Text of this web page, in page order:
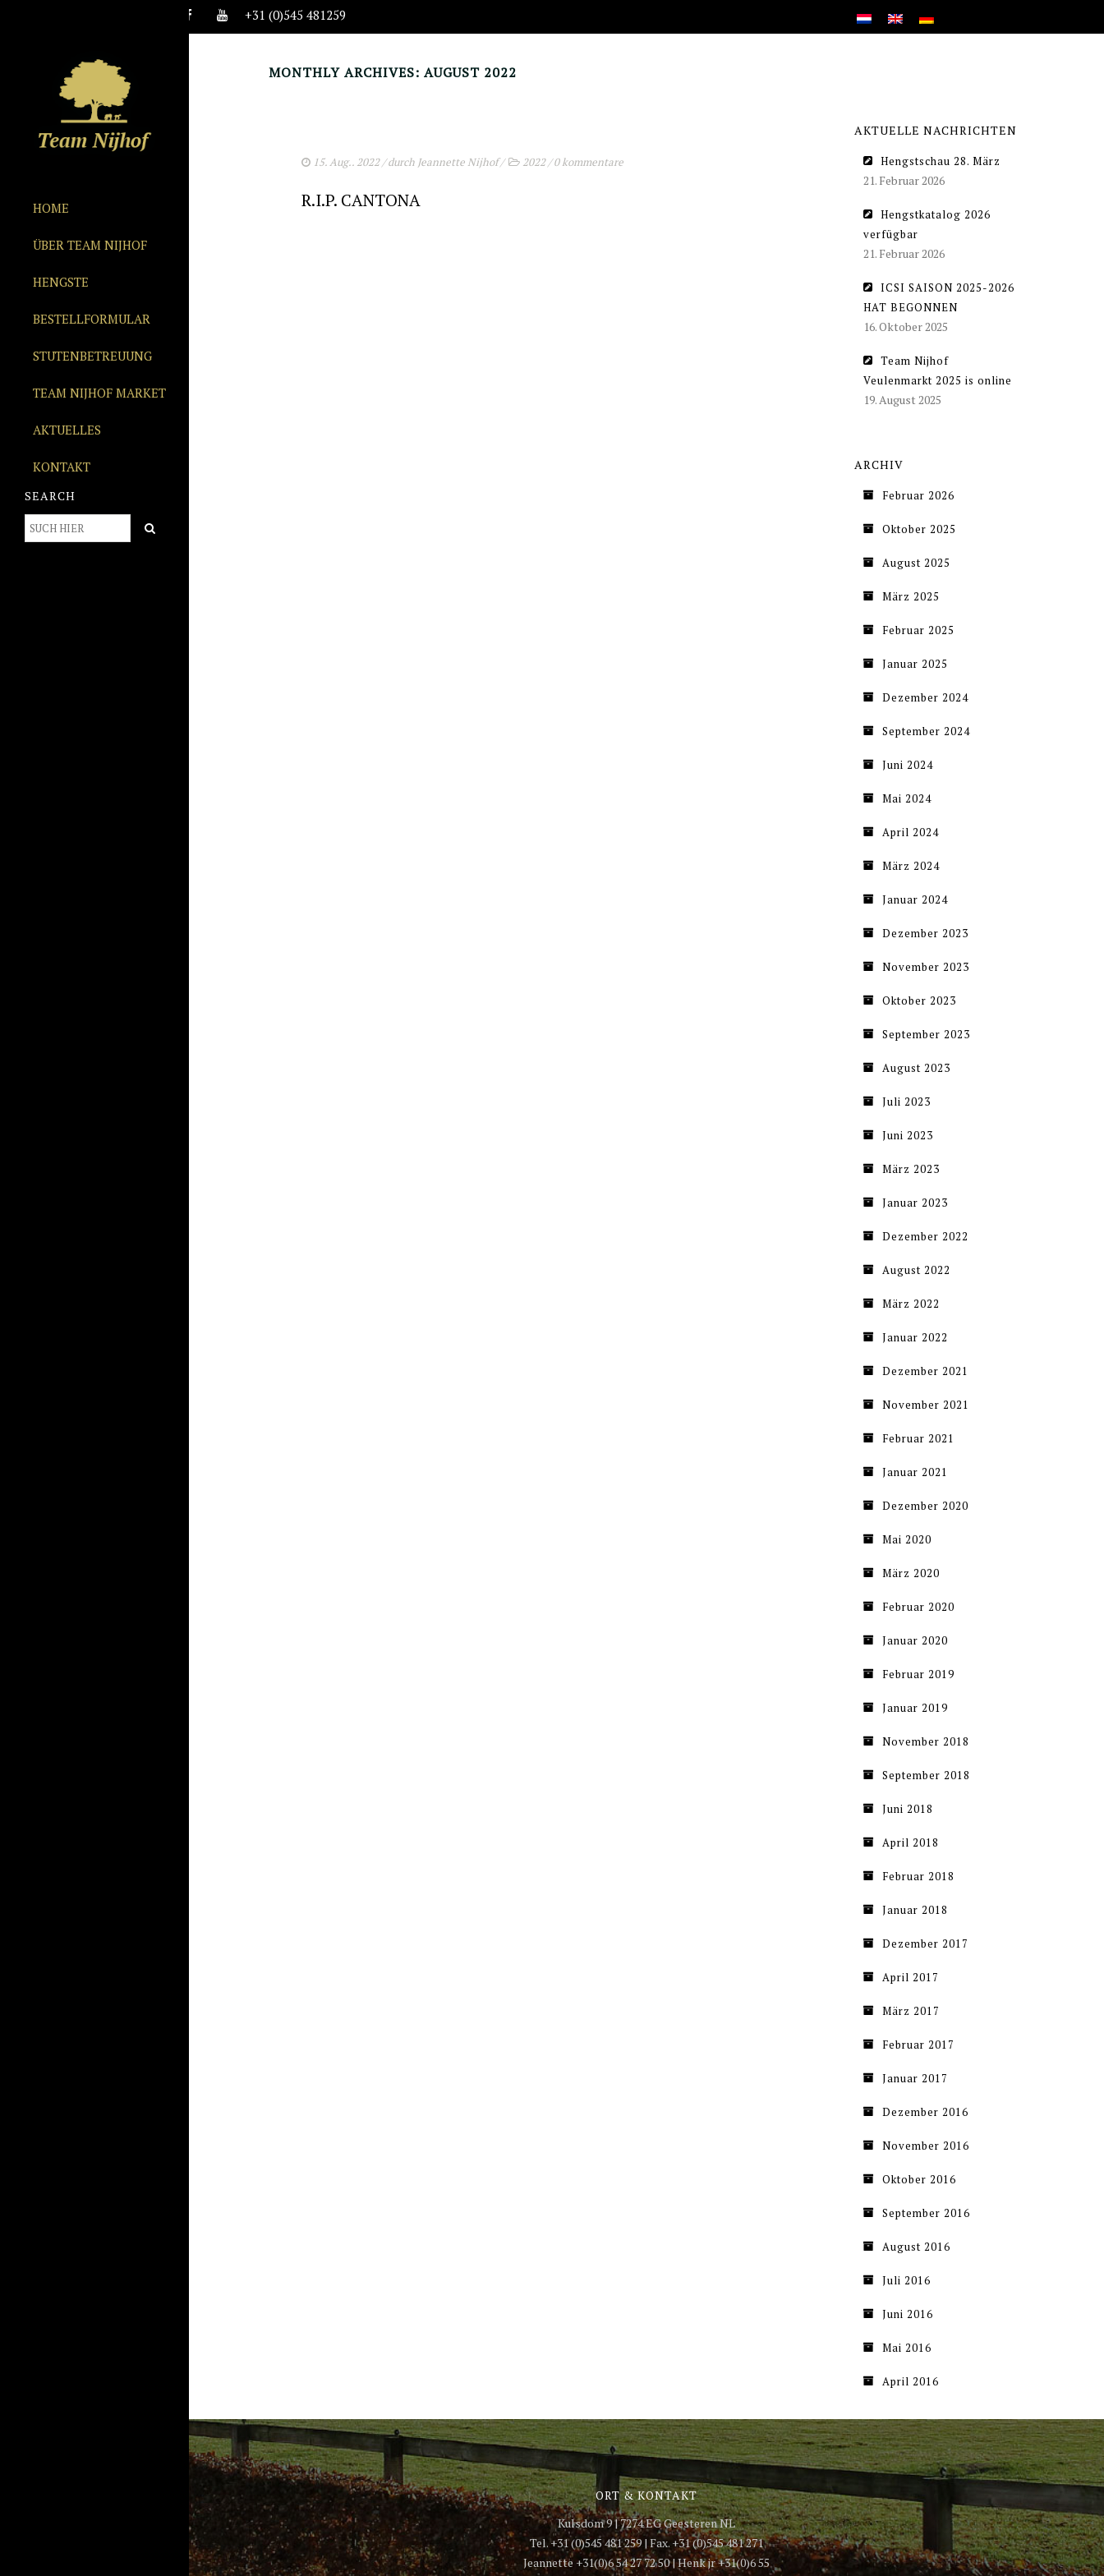
+31 (0)545 481259
HOME
ÜBER TEAM NIJHOF
HENGSTE
BESTELLFORMULAR
STUTENBETREUUNG
TEAM NIJHOF MARKET
AKTUELLES
KONTAKT
SEARCH
MONTHLY ARCHIVES: AUGUST 2022
15. Aug.. 2022/ durch Jeannette Nijhof/ 2022/0 kommentare
R.I.P. CANTONA
AKTUELLE NACHRICHTEN
Hengstschau 28. März
21. Februar 2026
Hengstkatalog 2026
verfügbar
21. Februar 2026
ICSI SAISON 2025-2026
HAT BEGONNEN
16. Oktober 2025
Team Nijhof
Veulenmarkt 2025 is online
19. August 2025
ARCHIV
Februar 2026
Oktober 2025
August 2025
März 2025
Februar 2025
Januar 2025
Dezember 2024
September 2024
Juni 2024
Mai 2024
April 2024
März 2024
Januar 2024
Dezember 2023
November 2023
Oktober 2023
September 2023
August 2023
Juli 2023
Juni 2023
März 2023
Januar 2023
Dezember 2022
August 2022
März 2022
Januar 2022
Dezember 2021
November 2021
Februar 2021
Januar 2021
Dezember 2020
Mai 2020
März 2020
Februar 2020
Januar 2020
Februar 2019
Januar 2019
November 2018
September 2018
Juni 2018
April 2018
Februar 2018
Januar 2018
Dezember 2017
April 2017
März 2017
Februar 2017
Januar 2017
Dezember 2016
November 2016
Oktober 2016
September 2016
August 2016
Juli 2016
Juni 2016
Mai 2016
April 2016
ORT & KONTAKT
Kulsdom 9 | 7274 EG Geesteren NL
Tel. +31 (0)545 481 259 | Fax. +31 (0)545 481 271
Jeannette +31(0)6 54 27 72 50 | Henk jr +31(0)6 55